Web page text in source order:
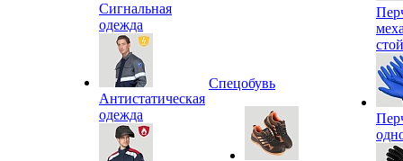
Сигнальная
одежда
Антистатическая
одежда
Спецобувь